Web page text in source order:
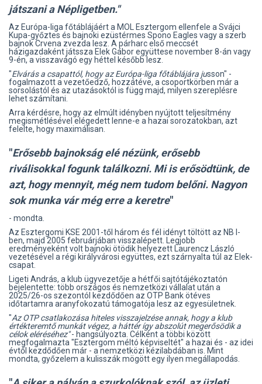
játszani a Népligetben."
Az Európa-liga főtáblájáért a MOL Esztergom ellenfele a Svájci
Kupa-győztes és bajnoki ezüstérmes Spono Eagles vagy a szerb
bajnok Crvena zvezda lesz. A párharc első meccsét
házigazdaként játssza Elek Gábor együttese november 8-án vagy
9-én, a visszavágó egy héttel később lesz.
"Elvárás a csapattól, hogy az Európa-liga főtáblájára jusson" -
fogalmazott a vezetőedző, hozzátéve, a csoportkörben már a
sorsolástól és az utazásoktól is függ majd, milyen szereplésre
lehet számítani.
Arra kérdésre, hogy az elmúlt idényben nyújtott teljesítmény
megismétlésével elégedett lenne-e a hazai sorozatokban, azt
felelte, hogy maximálisan.
"Erősebb bajnokság elé nézünk, erősebb
riválisokkal fogunk találkozni. Mi is erősödtünk, de
azt, hogy mennyit, még nem tudom belőni. Nagyon
sok munka vár még erre a keretre"
- mondta.
Az Esztergomi KSE 2001-től három és fél idényt töltött az NB I-
ben, majd 2005 februárjában visszalépett. Legjobb
eredményeként volt bajnoki ötödik helyezett Laurencz László
vezetésével a régi királyvárosi együttes, ezt szárnyalta túl az Elek-
csapat.
Ligeti András, a klub ügyvezetője a hétfői sajtótájékoztatón
bejelentette: több országos és nemzetközi vállalat után a
2025/26-os szezontól kezdődően az OTP Bank ötéves
időtartamra aranyfokozatú támogatója lesz az egyesületnek.
"Az OTP csatlakozása hiteles visszajelzése annak, hogy a klub
értékteremtő munkát végez, a háttér így abszolút megerősödik a
célok eléréséhez"- hangsúlyozta. Célként a többi között
megfogalmazta "Esztergom méltó képviseltét" a hazai és - az idei
évtől kezdődően már - a nemzetközi kézilabdában is. Mint
mondta, győzelem a kulisszák mögött egy ilyen megállapodás.